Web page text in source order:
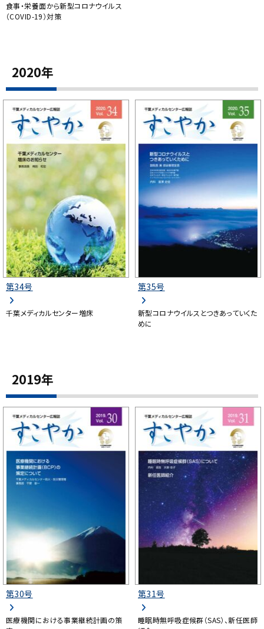
食事・栄養面から新型コロナウイルス
（COVID-19）対策
2020年
第34号
千葉メディカルセンター増床
第35号
新型コロナウイルスとつきあっていくた
めに
2019年
第30号
医療機関における事業継続計画の策
第31号
睡眠時無呼吸症候群（SAS）、新任医師